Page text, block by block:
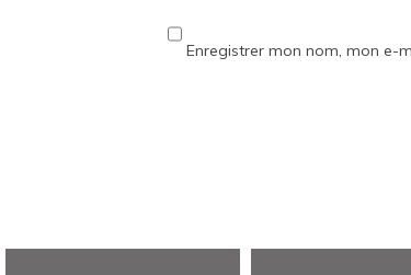
Enregistrer mon nom, mon e-